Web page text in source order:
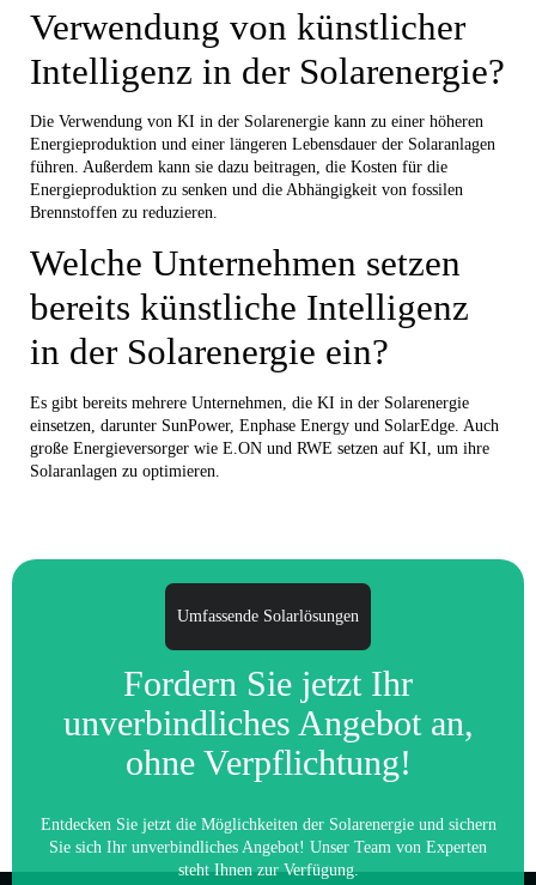
Verwendung von künstlicher
Intelligenz in der Solarenergie?
Die Verwendung von KI in der Solarenergie kann zu einer höheren
Energieproduktion und einer längeren Lebensdauer der Solaranlagen
führen. Außerdem kann sie dazu beitragen, die Kosten für die
Energieproduktion zu senken und die Abhängigkeit von fossilen
Brennstoffen zu reduzieren.
Welche Unternehmen setzen
bereits künstliche Intelligenz
in der Solarenergie ein?
Es gibt bereits mehrere Unternehmen, die KI in der Solarenergie
einsetzen, darunter SunPower, Enphase Energy und SolarEdge. Auch
große Energieversorger wie E.ON und RWE setzen auf KI, um ihre
Solaranlagen zu optimieren.
Umfassende Solarlösungen
Fordern Sie jetzt Ihr
unverbindliches Angebot an,
ohne Verpflichtung!
Entdecken Sie jetzt die Möglichkeiten der Solarenergie und sichern
Sie sich Ihr unverbindliches Angebot! Unser Team von Experten
steht Ihnen zur Verfügung.